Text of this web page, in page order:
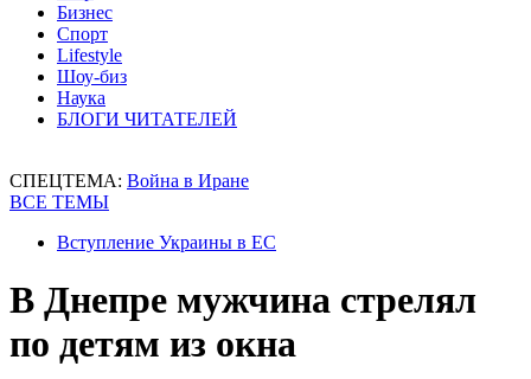
Бизнес
Спорт
Lifestyle
Шоу-биз
Наука
БЛОГИ ЧИТАТЕЛЕЙ
СПЕЦТЕМА: Война в Иране
ВСЕ ТЕМЫ
Вступление Украины в ЕС
В Днепре мужчина стрелял
по детям из окна